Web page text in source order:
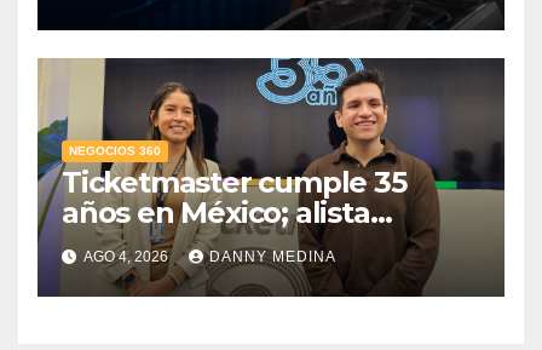
NEGOCIOS 360
Ticketmaster cumple 35
años en México; alista
apuesta por IA tras emitir 22
millones de boletos
AGO 4, 2026 DANNY MEDINA